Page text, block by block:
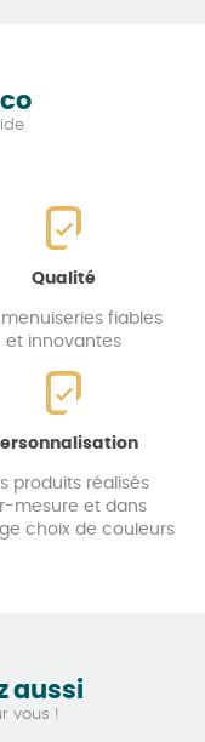
Qualité
menuiseries fiables
et innovantes
produits réalisés
mesure et dans
choix de couleurs
aussi
vous !